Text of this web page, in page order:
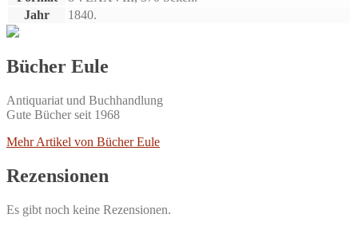
Jahr
1840.
Bücher Eule
Antiquariat und Buchhandlung
Gute Bücher seit 1968
Mehr Artikel von Bücher Eule
Rezensionen
Es gibt noch keine Rezensionen.